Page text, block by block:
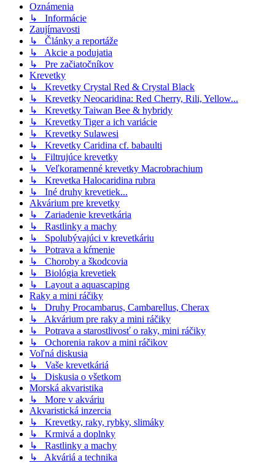
Oznámenia
↳ Informácie
Zaujímavosti
↳ Články a reportáže
↳ Akcie a podujatia
↳ Pre začiatočníkov
Krevetky
↳ Krevetky Crystal Red & Crystal Black
↳ Krevetky Neocaridina: Red Cherry, Rili, Yellow...
↳ Krevetky Taiwan Bee & hybridy
↳ Krevetky Tiger a ich variácie
↳ Krevetky Sulawesi
↳ Krevetky Caridina cf. babaulti
↳ Filtrujúce krevetky
↳ Veľkoramenné krevetky Macrobrachium
↳ Krevetka Halocaridina rubra
↳ Iné druhy krevetiek...
Akvárium pre krevetky
↳ Zariadenie krevetkária
↳ Rastlinky a machy
↳ Spolubývajúci v krevetkáriu
↳ Potrava a kŕmenie
↳ Choroby a škodcovia
↳ Biológia krevetiek
↳ Layout a aquascaping
Raky a mini ráčiky
↳ Druhy Procambarus, Cambarellus, Cherax
↳ Akvárium pre raky a mini ráčiky
↳ Potrava a starostlivosť o raky, mini ráčiky
↳ Ochorenia rakov a mini ráčikov
Voľná diskusia
↳ Vaše krevetkáriá
↳ Diskusia o všetkom
Morská akvaristika
↳ More v akváriu
Akvaristická inzercia
↳ Krevetky, raky, rybky, slimáky
↳ Krmivá a doplnky
↳ Rastlinky a machy
↳ Akváriá a technika